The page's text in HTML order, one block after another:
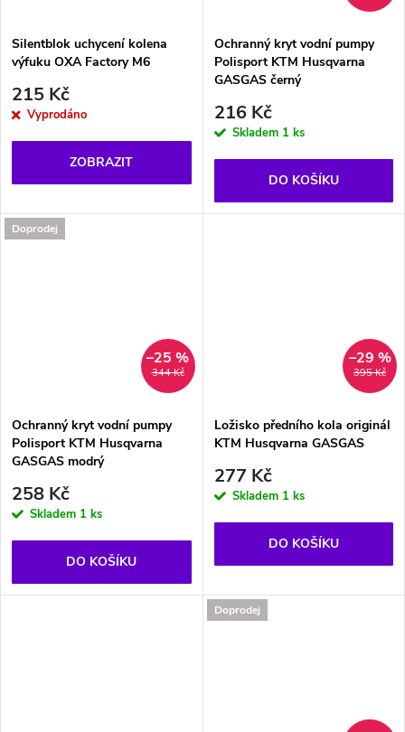
Silentblok uchycení kolena
výfuku OXA Factory M6
215 Kč
Vyprodáno
ZOBRAZIT
Ochranný kryt vodní pumpy
Polisport KTM Husqvarna
GASGAS černý
216 Kč
Skladem 1 ks
DO KOŠÍKU
Doprodej
344 Kč
–25 %
Ochranný kryt vodní pumpy
Polisport KTM Husqvarna
GASGAS modrý
258 Kč
Skladem 1 ks
DO KOŠÍKU
395 Kč
–29 %
Ložisko předního kola originál
KTM Husqvarna GASGAS
277 Kč
Skladem 1 ks
DO KOŠÍKU
Doprodej